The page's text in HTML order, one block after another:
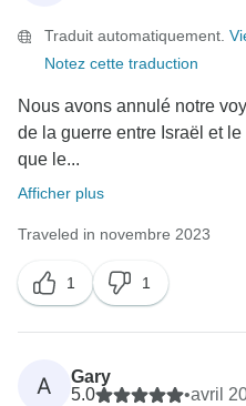
Traduit automatiquement.
Notez cette traduction
Nous avons annulé notre
de la guerre entre Israël et
que le...
Afficher plus
Traveled in novembre 2023
1 1
A
Gary
5.0
•avril